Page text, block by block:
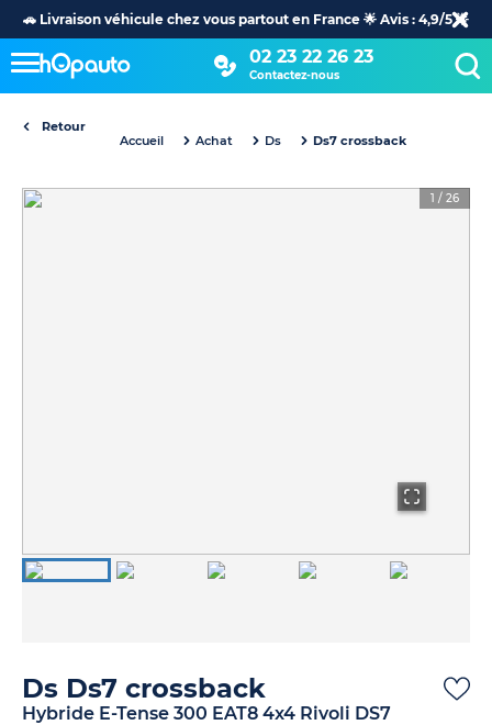
🚗 Livraison véhicule chez vous partout en France 🌟 Avis : 4,9/5 🌟
02 23 22 26 23
Contactez-nous
Retour
Accueil
Achat Ds Ds7 crossback
1 / 26
Ds Ds7 crossback
Hybride E-Tense 300 EAT8 4x4 Rivoli DS7